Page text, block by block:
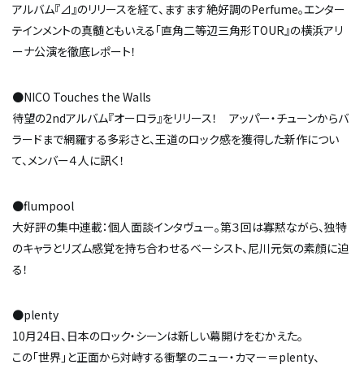
アルバム『⊿』のリリースを経て、ますます絶好調のPerfume。エンター
テインメントの真髄ともいえる「直角二等辺三角形TOUR』の横浜アリ
ーナ公演を徹底レポート！
●NICO Touches the Walls
待望の2ndアルバム『オーロラ』をリリース！ アッパー・チューンからバ
ラードまで網羅する多彩さと、王道のロック感を獲得した新作につい
て、メンバー４人に訊く！
●flumpool
大好評の集中連載：個人面談インタヴュー。第３回は寡黙ながら、独特
のキャラとリズム感覚を持ち合わせるベーシスト、尼川元気の素顔に迫
る！
●plenty
10月24日、日本のロック・シーンは新しい幕開けをむかえた。
この「世界」と正面から対峙する衝撃のニュー・カマー＝plenty、